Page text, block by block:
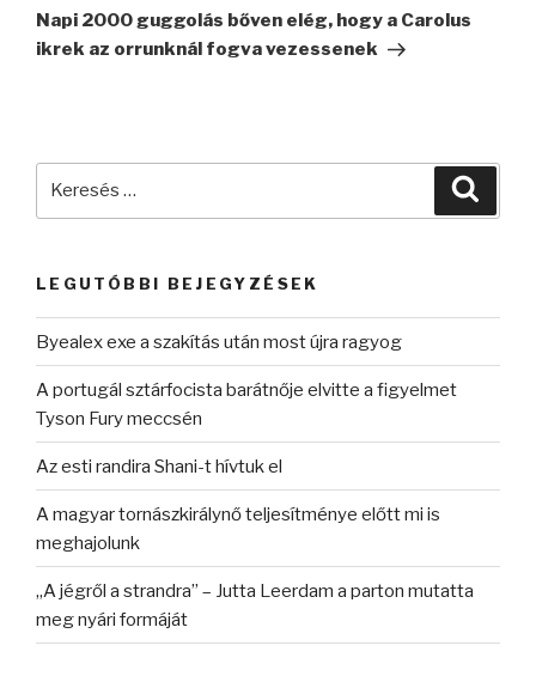
bejegyzés
Napi 2000 guggolás bőven elég, hogy a Carolus
ikrek az orrunknál fogva vezessenek
LEGUTÓBBI BEJEGYZÉSEK
Byealex exe a szakítás után most újra ragyog
A portugál sztárfocista barátnője elvitte a figyelmet
Tyson Fury meccsén
Az esti randira Shani-t hívtuk el
A magyar tornászkirálynő teljesítménye előtt mi is
meghajolunk
„A jégről a strandra” – Jutta Leerdam a parton mutatta
meg nyári formáját